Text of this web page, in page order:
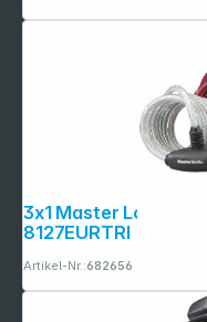
3x1 Master Lock 8mm Spiralkabelschloss
8127EURTRI
Artikel-Nr.:682656